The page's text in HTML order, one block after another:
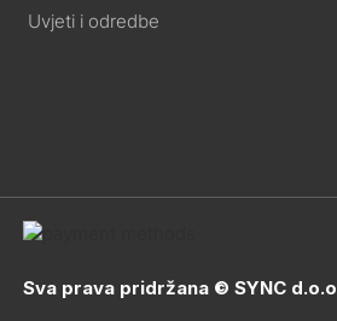
Uvjeti i odredbe
Sva prava pridržana © SYNC d.o.o